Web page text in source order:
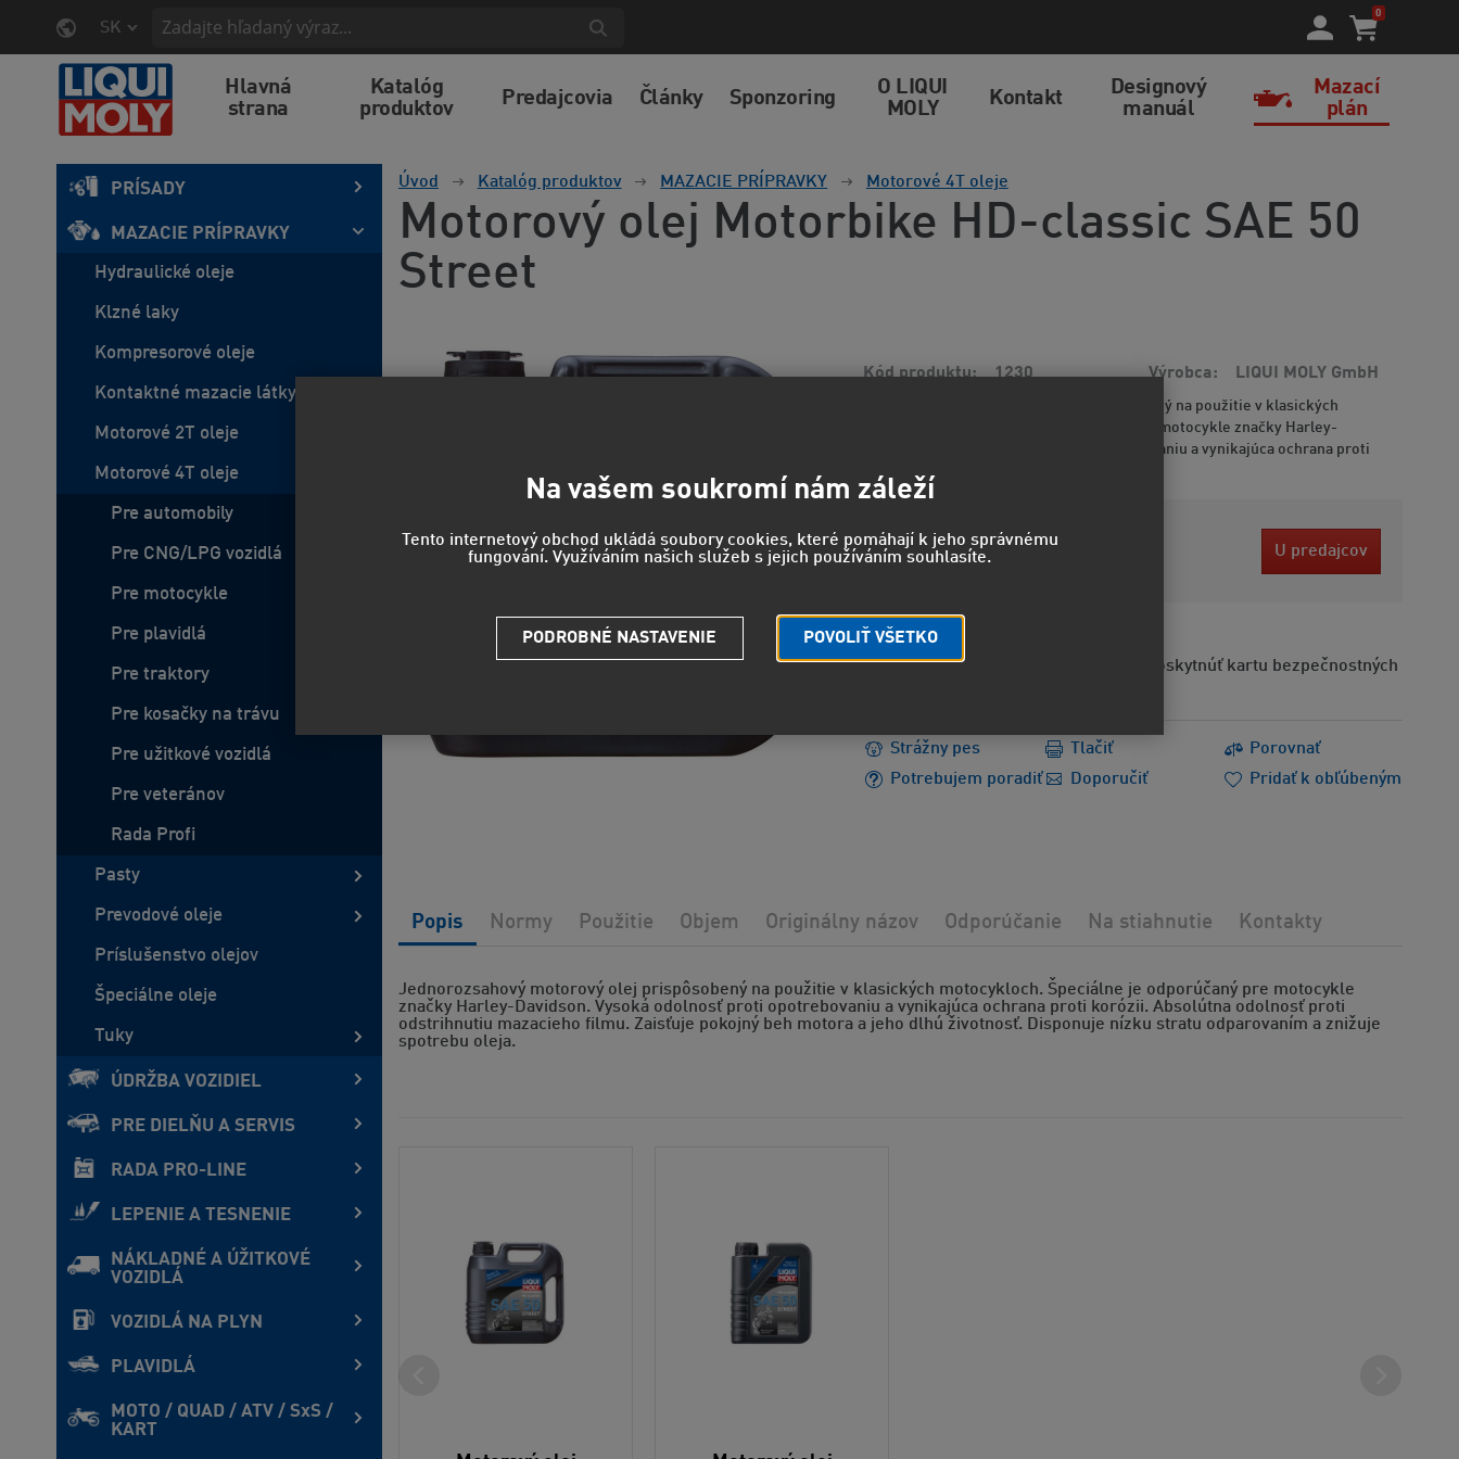
SK
0
Hlavná
strana
Katalóg
produktov
Predajcovia Články Sponzoring
O LIQUI
MOLY
Kontakt
Designový
manuál
Mazací
plán
PRÍSADY
MAZACIE PRÍPRAVKY
Hydraulické oleje
Klzné laky
Kompresorové oleje
Kontaktné mazacie látky
Motorové 2T oleje
Motorové 4T oleje
Pre automobily
Pre CNG/LPG vozidlá
Pre motocykle
Pre plavidlá
Pre traktory
Pre kosačky na trávu
Pre užitkové vozidlá
Pre veteránov
Rada Profi
Pasty
Prevodové oleje
Príslušenstvo olejov
Špeciálne oleje
Tuky
ÚDRŽBA VOZIDIEL
PRE DIELŇU A SERVIS
RADA PRO-LINE
LEPENIE A TESNENIE
NÁKLADNÉ A ÚŽITKOVÉ
VOZIDLÁ
VOZIDLÁ NA PLYN
PLAVIDLÁ
MOTO / QUAD / ATV / SxS /
KART
Úvod Katalóg produktov MAZACIE PRÍPRAVKY Motorové 4T oleje
Motorový olej Motorbike HD-classic SAE 50
Street
Kód produktu 1230 Výrobca LIQUI MOLY GmbH
Jednorozsahový motorový olej prispôsobený na použitie v klasických
motocykloch. Špeciálne je odporúčaný pre motocykle značky Harley-
Davidson. Vysoká odolnosť proti opotrebovaniu a vynikajúca ochrana proti
55,45 EUR U predajcov
EUH210 - Na požiadanie možno poskytnúť kartu bezpečnostných
Strážny pes
Porovnať
Potrebujem poradiť
Doporučiť
Tlačiť
Pridať k obľúbeným
Jednorozsahový motorový olej prispôsobený na použitie v klasických motocykloch. Špeciálne je odporúčaný pre motocykle
značky Harley-Davidson. Vysoká odolnosť proti opotrebovaniu a vynikajúca ochrana proti korózii. Absolútna odolnosť proti
odstrihnutiu mazacieho filmu. Zaisťuje pokojný beh motora a jeho dlhú životnosť. Disponuje nízku stratu odparovaním a znižuje
spotrebu oleja.
Popis Normy Použitie Objem Originálny názov Odporúčanie Na stiahnutie Kontakty
Na vašem soukromí nám záleží
Tento internetový obchod ukládá soubory cookies, které pomáhají k jeho správnému
fungování. Využíváním našich služeb s jejich používáním souhlasíte.
POVOLIŤ VŠETKO
PODROBNÉ NASTAVENIE